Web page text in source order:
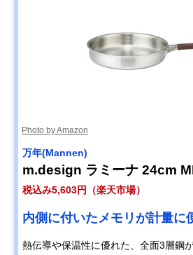
Photo by Amazon
‎万年(Mannen)
m.design ラミーナ 24cm
税込み5,603円（楽天市場）
内側に付いたメモリが計量に
熱伝導や保温性に優れた、全面3層鋼が